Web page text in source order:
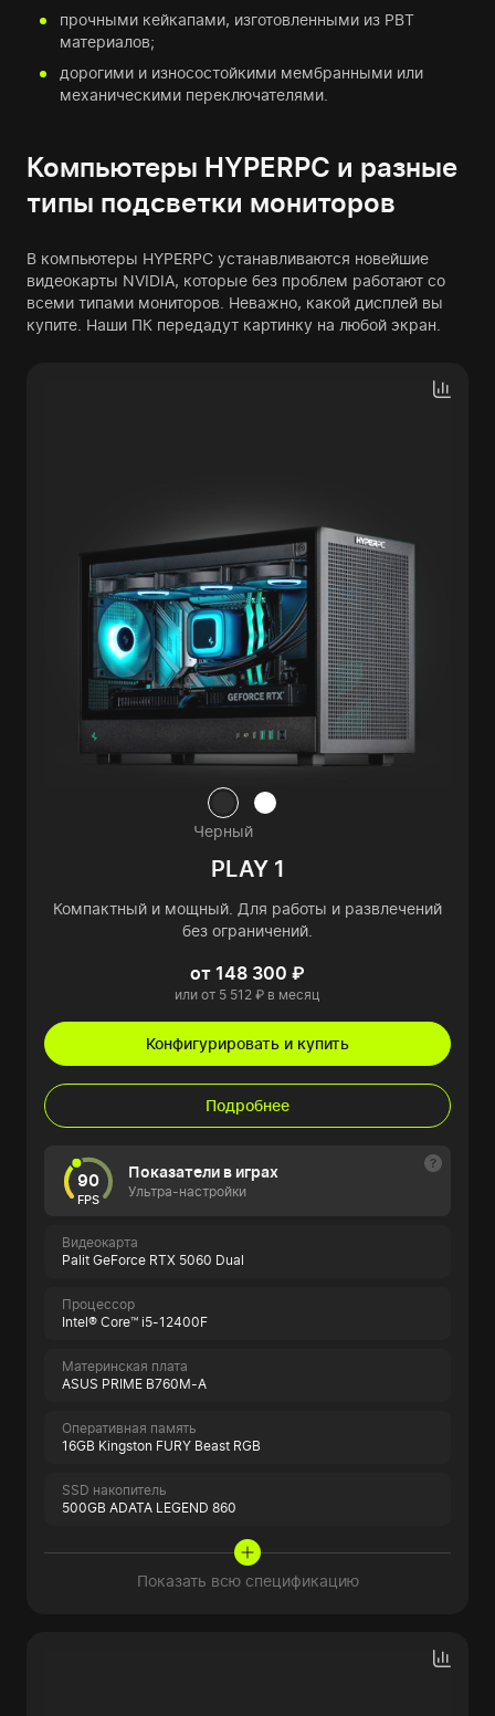
прочными кейкапами, изготовленными из PBT
материалов;
дорогими и износостойкими мембранными или
механическими переключателями.
Компьютеры HYPERPC и разные
типы подсветки мониторов
В компьютеры HYPERPC устанавливаются новейшие
видеокарты NVIDIA, которые без проблем работают со
всеми типами мониторов. Неважно, какой дисплей вы
купите. Наши ПК передадут картинку на любой экран.
Черный
PLAY 1
Компактный и мощный. Для работы и развлечений
без ограничений.
от 148 300 ₽
или от 5 512 ₽ в месяц
Конфигурировать и купить
Подробнее
90
FPS
Показатели в играх
Ультра-настройки
Видеокарта
Palit GeForce RTX 5060 Dual
Процессор
Intel® Core™ i5-12400F
Материнская плата
ASUS PRIME B760M-A
Оперативная память
16GB Kingston FURY Beast RGB
SSD накопитель
500GB ADATA LEGEND 860
Показать всю спецификацию